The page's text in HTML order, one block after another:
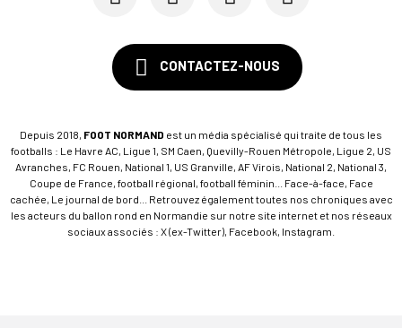
CONTACTEZ-NOUS
Depuis 2018, FOOT NORMAND est un média spécialisé qui traite de tous les
footballs : Le Havre AC, Ligue 1, SM Caen, Quevilly-Rouen Métropole, Ligue 2, US
Avranches, FC Rouen, National 1, US Granville, AF Virois, National 2, National 3,
Coupe de France, football régional, football féminin... Face-à-face, Face
cachée, Le journal de bord... Retrouvez également toutes nos chroniques avec
les acteurs du ballon rond en Normandie sur notre site internet et nos réseaux
sociaux associés : X (ex-Twitter), Facebook, Instagram.